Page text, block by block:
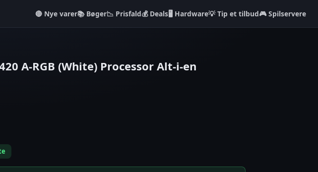
Nye varer📚 Bøger📉 Prisfald💰 Deals🖥️ Hardware💡 Tip et tilbud🎮 Spilservere
A-RGB (White) Processor Alt-i-en